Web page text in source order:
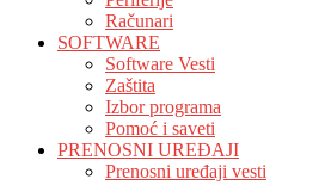
Računari
SOFTWARE
Software Vesti
Zaštita
Izbor programa
Pomoć i saveti
PRENOSNI UREĐAJI
Prenosni uređaji vesti